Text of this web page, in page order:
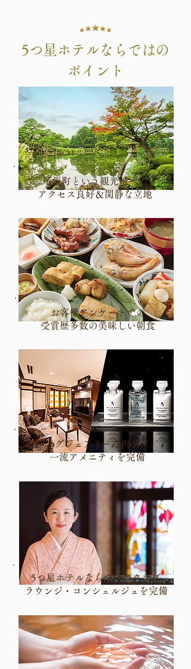
5つ星ホテルならではの
ポイント
尾張町という観光地への
アクセス良好＆閑静な立地
お客様アンケートでの
受賞歴多数の美味しい朝食
ラグジュアリーな内装／
一流アメニティを完備
5つ星ホテルならではのクラブ
ラウンジ・コンシェルジュを完備